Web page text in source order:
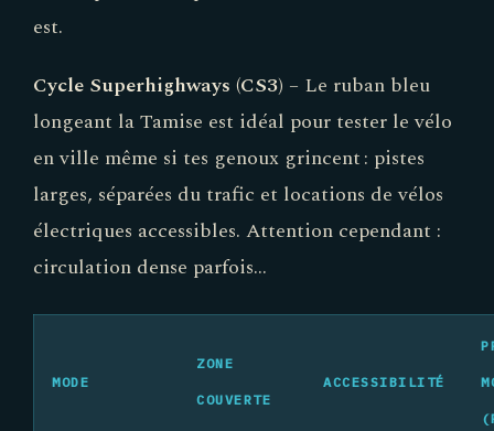
est.
Cycle Superhighways (CS3) – Le ruban bleu
longeant la Tamise est idéal pour tester le vélo
en ville même si tes genoux grincent : pistes
larges, séparées du trafic et locations de vélos
électriques accessibles. Attention cependant :
circulation dense parfois…
MODE
ZONE
COUVERTE
ACCESSIBILITÉ